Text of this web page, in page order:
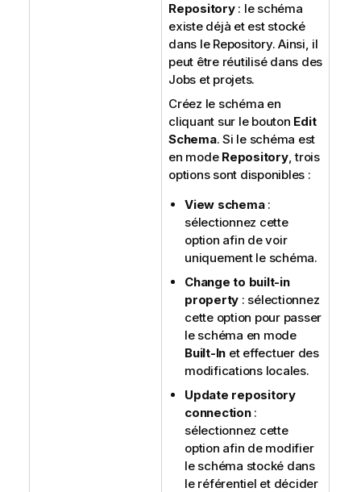
Repository: le schéma
existe déjà et est stocké
dans le Repository. Ainsi, il
peut être réutilisé dans des
Jobs et projets.
Créez le schéma en
cliquant sur le bouton Edit
Schema. Si le schéma est
en mode Repository, trois
options sont disponibles :
View schema:
sélectionnez cette
option afin de voir
uniquement le schéma.
Change to built-in
property : sélectionnez
cette option pour passer
le schéma en mode
Built-In et effectuer des
modifications locales.
Update repository
connection:
sélectionnez cette
option afin de modifier
le schéma stocké dans
le référentiel et décider